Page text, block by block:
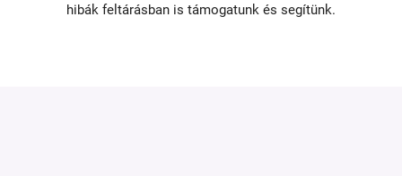
hibák feltárásban is támogatunk és segítünk.